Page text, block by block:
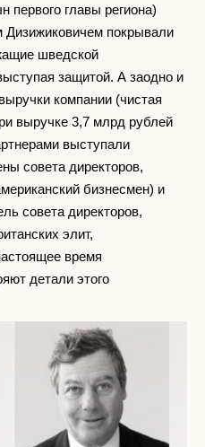
главы региона)
покрывали
шведской
защитой. А заодно и
компании (чистая
выручке 3,7 млрд рублей
выступали
совета директоров,
бизнесмен) и
совета директоров,
элит,
время
детали этого